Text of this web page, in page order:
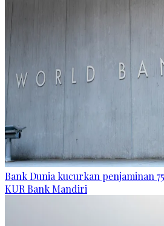
Bank Dunia kucurkan penjaminan
KUR Bank Mandiri